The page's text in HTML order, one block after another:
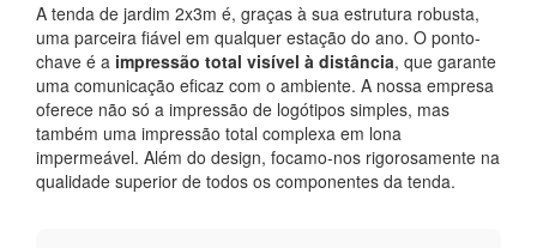
A tenda de jardim 2x3m é, graças à sua estrutura robusta,
uma parceira fiável em qualquer estação do ano. O ponto-
chave é a impressão total visível à distância, que garante
uma comunicação eficaz com o ambiente. A nossa empresa
oferece não só a impressão de logótipos simples, mas
também uma impressão total complexa em lona
impermeável. Além do design, focamo-nos rigorosamente na
qualidade superior de todos os componentes da tenda.